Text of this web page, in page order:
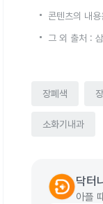
콘텐츠의 내
그 외 출처 :
장폐색
소화기내과
닥터
아플